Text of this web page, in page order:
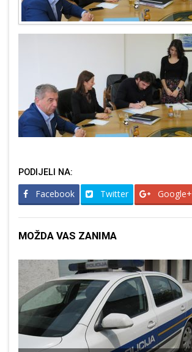
PODIJELI NA:
Facebook Twitter Google+
MOŽDA VAS ZANIMA